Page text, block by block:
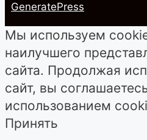
GeneratePress
Мы используем
наилучшего
сайта. Продолжая
сайт, вы
использованием
Принять